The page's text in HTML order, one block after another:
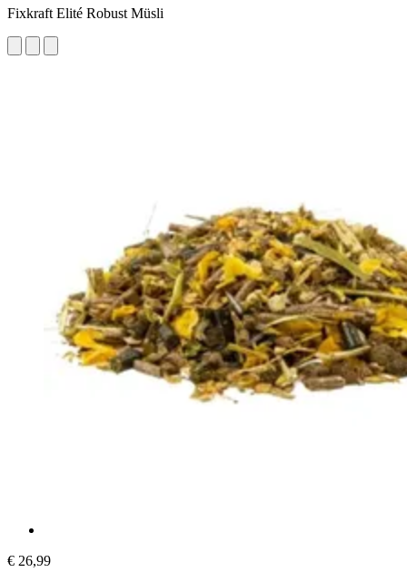
Fixkraft Elité Robust Müsli
€ 26,99